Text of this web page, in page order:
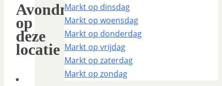
Avondmarkten
op
deze
locatie
Markt op dinsdag
Markt op woensdag
Markt op donderdag
Markt op vrijdag
Markt op zaterdag
Markt op zondag